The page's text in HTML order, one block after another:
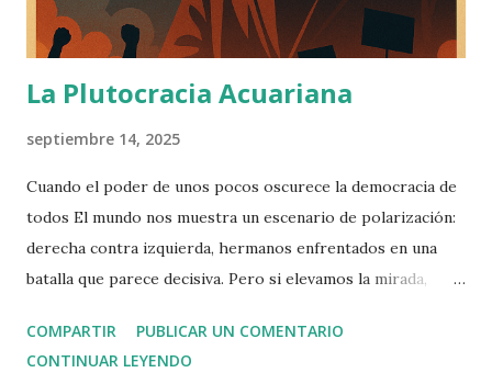
La Plutocracia Acuariana
septiembre 14, 2025
Cuando el poder de unos pocos oscurece la democracia de
todos El mundo nos muestra un escenario de polarización:
derecha contra izquierda, hermanos enfrentados en una
batalla que parece decisiva. Pero si elevamos la mirada,
esencial se libra arriba, en las alturas donde se concentra la
riqueza y el poder. Basta con poseer un millón doscientos
COMPARTIR
PUBLICAR UN COMENTARIO
CONTINUAR LEYENDO